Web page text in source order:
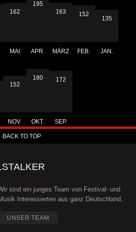
162
MAI
195
APR.
163
MÄRZ
152
FEB.
135
JAN.
152
NOV.
180
OKT.
172
SEP.
BACK TO TOP
sind ein junges Team von Festival- und
Interessierten aus ganz Deutschland.
UNSER TEAM